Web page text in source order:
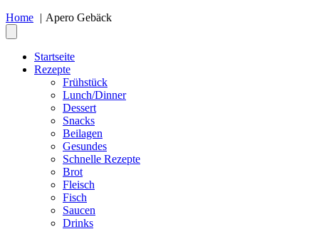
Home
Apero Gebäck
Startseite
Rezepte
Frühstück
Lunch/Dinner
Dessert
Snacks
Beilagen
Gesundes
Schnelle Rezepte
Brot
Fleisch
Fisch
Saucen
Drinks